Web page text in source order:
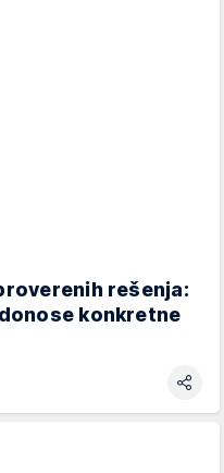
rešenja:
konkretne